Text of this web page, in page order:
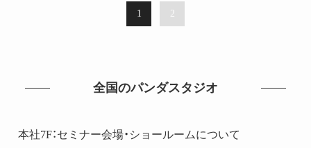
1 2
全国のパンダスタジオ
本社7F：セミナー会場・ショールームについて